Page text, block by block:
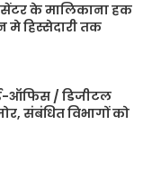
के मालिकाना हक
हिस्सेदारी तक
ई-ऑफिस / डिजीटल
संबंधित विभागों को